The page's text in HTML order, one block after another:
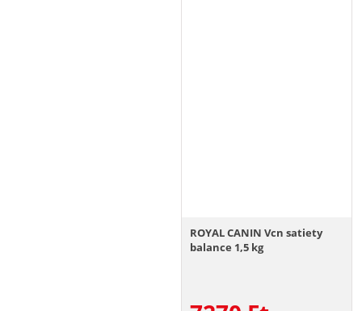
ROYAL CANIN Vcn satiety
balance 1,5 kg